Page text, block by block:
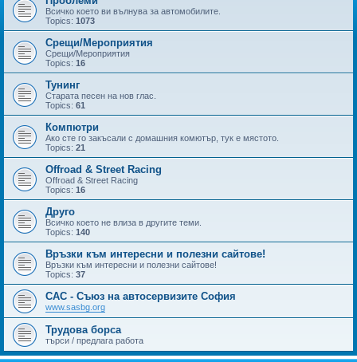
Всичко което ви вълнува за автомобилите.
Topics: 1073
Срещи/Мероприятия
Срещи/Мероприятия
Topics: 16
Тунинг
Старата песен на нов глас.
Topics: 61
Компютри
Ако сте го закъсали с домашния комютър, тук е мястото.
Topics: 21
Offroad & Street Racing
Offroad & Street Racing
Topics: 16
Друго
Всичко което не влиза в другите теми.
Topics: 140
Връзки към интересни и полезни сайтове!
Връзки към интересни и полезни сайтове!
Topics: 37
САС - Съюз на автосервизите София
www.sasbg.org
Трудова борса
търси / предлага работа